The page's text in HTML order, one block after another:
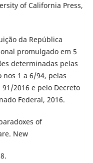
of California Press,
da República
promulgado em 5
determinadas pelas
nos 1 a 6/94, pelas
2016 e pelo Decreto
Federal, 2016.
of
New